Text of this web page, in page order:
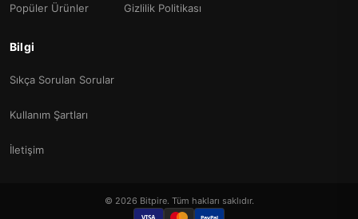
Popüler Ürünler Gizlilik Politikası
Bilgi
Sıkça Sorulan Sorular
Kullanım Şartları
İletişim
© 2026 Bitpire. Tüm hakları saklıdır.
VISA PayPal